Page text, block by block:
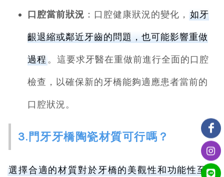
口腔當前狀況 ：口腔健康狀況的變化， 如牙
齦退縮或鄰近牙齒的問題，也可能影響重做
過程 。這要求牙醫在重做前進行全面的口腔
檢查，以確保新的牙橋能夠適應患者當前的
口腔狀況。
3.門牙牙橋陶瓷材質可行嗎？
選擇合適的材質對於牙橋的美觀性和功能性至關